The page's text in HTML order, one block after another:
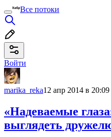
Все потоки
Войти
marika_reka12 апр 2014 в 20:09
«Надеваемые
выглядеть